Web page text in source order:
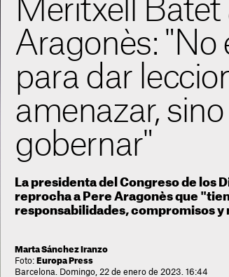
Meritxell Batet
Aragonès: "No
para dar
amenazar,
gobernar"
La presidenta del Congreso de los
reprocha a Pere Aragonès que
responsabilidades, compromisos y
Marta Sánchez Iranzo
Foto: Europa Press
Barcelona. Domingo, 22 de enero de 2023. 16:44